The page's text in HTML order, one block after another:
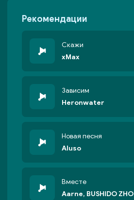
Рекомендации
Скажи
xMax
Зависим
Heronwater
Новая песня
Aluso
Вместе
Aarne, BUSHIDO ZHO